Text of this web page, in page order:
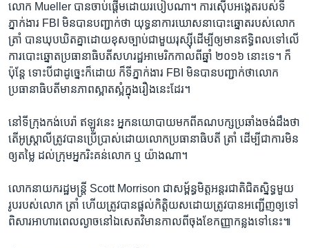
លោក ​Mueller ​បាន​ចាប់​ផ្តើម​ដោយ​របៀប​ណា។ ការ​ស៊ើប​អង្កេត​របស់​ទី
ភ្នាក់ងារ ​FBI ​មិន​បាន​បញ្ជាក់​ថា យុទ្ធនាការ​ឃោសនា​បោះឆ្នោត​របស់​លោក
ត្រាំ​ បាន​ឃុបឃិត​គ្នា​ដោយ​ខុស​ច្បាប់​ជាមួយ​រុស្ស៊ី​ដើម្បី​ឲ្យ​មាន​ឥទ្ធិពល​ទៅ​លើ​
ការបោះឆ្នោត​ប្រធានាធិបតី​សហរដ្ឋអាមេរិក​កាលពី​ឆ្នាំ ​២០១៦ ​នោះ​ទេ។ ក៏
ប៉ុន្តែ ​ទោះបី​ជា​ដូច្នេះ​ក៏​ដោយ ក៏​ទីភ្នាក់ងារ​ FBI ​មិន​បាន​បញ្ជាក់​ថា​លោក​
ប្រធានាធិបតី​មាន​ភាព​ស្អាត​ស្អំ​ក្នុង​រឿង​នេះ​ដែរ។
នៅ​ទីក្រុង​កង់​បេរ៉ា ​ឥឡូវនេះ​ អ្នក​នយោបាយ​មក​ពី​គណបក្ស​ប្រឆាំង​ចង់​ដឹង​ថា
​តើ​អូស្រ្តាលី​ត្រូវ​បាន​ប្រើ​ប្រាស់​ដោយ​លោកប្រធានាធិបតី ​ត្រាំ​ ដើម្បី​ជា​ការ​មិន​
ឲ្យ​តម្លៃ ​ដល់​ក្រុម​អ្នក​រិះគន់​លោក​ ឬ​ យ៉ាង​ណា។
លោក​នាយក​រដ្ឋមន្រ្តី​ Scott Morrison ​ជា​សម្ព័ន្ធ​មិត្ត​អន្តរជាតិ​ជិត​ស្និទ្ធ​មួយ​
រូប​របស់​លោក ត្រាំ​ ហើយ​ត្រូវ​បាន​ផ្តល់​កិត្តិយស​ដោយ​ត្រូវ​បាន​អញ្ជើញ​ឲ្យ​ទៅ​
ពិសារ​អាហារ​ពេល​ល្ងាច​នៅ​ឯ​សេតវិមាន​កាលពី​ចុង​ខែ​កញ្ញា​កន្លង​ទៅ​នេះ៕